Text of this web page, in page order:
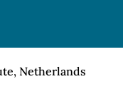
Netherlands